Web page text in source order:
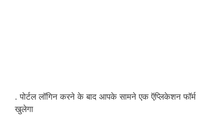
. पोर्टल लॉगिन करने के बाद आपके सामने एक ऍप्लिकेशन फॉर्म
खुलेगा